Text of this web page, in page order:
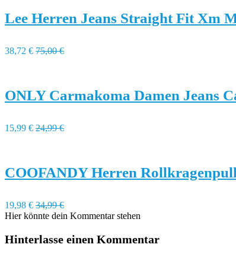
Lee Herren Jeans Straight Fit Xm
38,72 € 75,00 €
ONLY Carmakoma Damen Jeans
15,99 € 24,99 €
COOFANDY Herren
19,98 € 34,99 €
Hier könnte dein Kommentar stehen
Hinterlasse einen Kommentar